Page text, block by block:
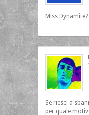
Miss Dynamite?
Se riesci a
per quale